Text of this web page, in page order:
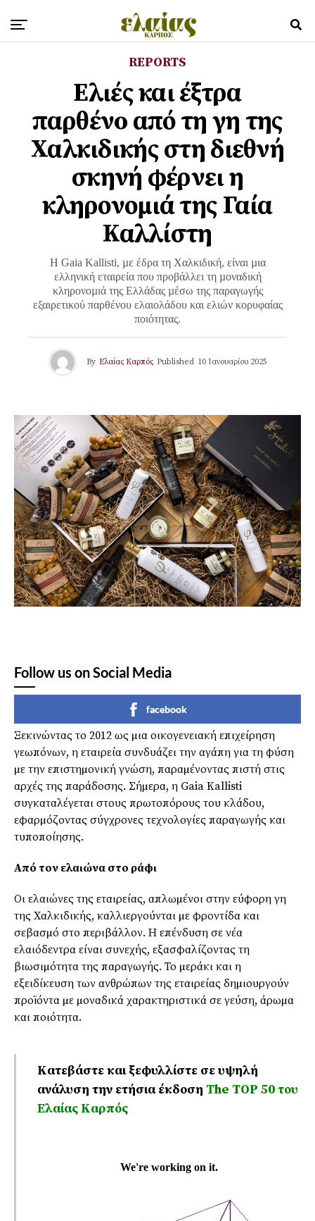
REPORTS
Ελιές και έξτρα
παρθένo από τη γη της
Χαλκιδικής στη διεθνή
σκηνή φέρνει η
κληρονομιά της Γαία
Καλλίστη
Η Gaia Kallisti, µε έδρα τη Χαλκιδική, είναι µια
ελληνική εταιρεία που προβάλλει τη µοναδική
κληρονοµιά της Ελλάδας µέσω της παραγωγής
εξαιρετικού παρθένου ελαιολάδου και ελιών κορυφαίας
ποιότητας.
By Ελαίας Καρπός Published 10 Ιανουαρίου 2025
Follow us on Social Media
facebook
Ξεκινώντας το 2012 ως µια οικογενειακή επιχείρηση
γεωπόνων, η εταιρεία συνδυάζει την αγάπη για τη φύση
µε την επιστηµονική γνώση, παραµένοντας πιστή στις
αρχές της παράδοσης. Σήµερα, η Gaia Kallisti
συγκαταλέγεται στους πρωτοπόρους του κλάδου,
εφαρµόζοντας σύγχρονες τεχνολογίες παραγωγής και
τυποποίησης.
Από τον ελαιώνα στο ράφι
Οι ελαιώνες της εταιρείας, απλωµένοι στην εύφορη γη
της Χαλκιδικής, καλλιεργούνται µε φροντίδα και
σεβασµό στο περιβάλλον. Η επένδυση σε νέα
ελαιόδεντρα είναι συνεχής, εξασφαλίζοντας τη
βιωσιµότητα της παραγωγής. Το µεράκι και η
εξειδίκευση των ανθρώπων της εταιρείας δηµιουργούν
προϊόντα µε µοναδικά χαρακτηριστικά σε γεύση, άρωµα
και ποιότητα.
Κατεβάστε και ξεφυλλίστε σε υψηλή
ανάλυση την ετήσια έκδοση Τhe TOP 50 του
Ελαίας Καρπός